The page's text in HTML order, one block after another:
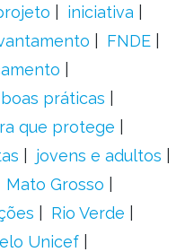
iniciativa
FNDE
boas práticas
que protege
jovens e adultos
Mato Grosso
Rio Verde
Unicef